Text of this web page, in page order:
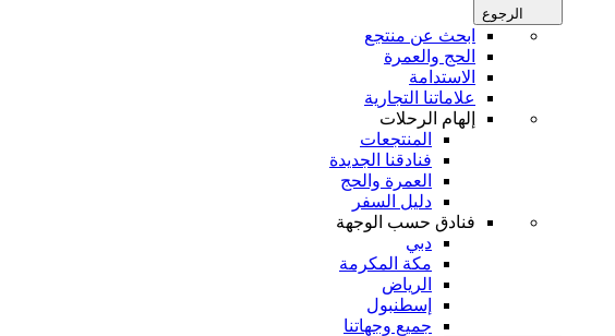
الرجوع
ابحث عن منتجع
الحج والعمرة
الاستدامة
علاماتنا التجارية
إلهام الرحلات
المنتجعات
فنادقنا الجديدة
العمرة والحج
دليل السفر
فنادق حسب الوجهة
دبي
مكة المكرمة
الرياض
إسطنبول
جميع وجهاتنا